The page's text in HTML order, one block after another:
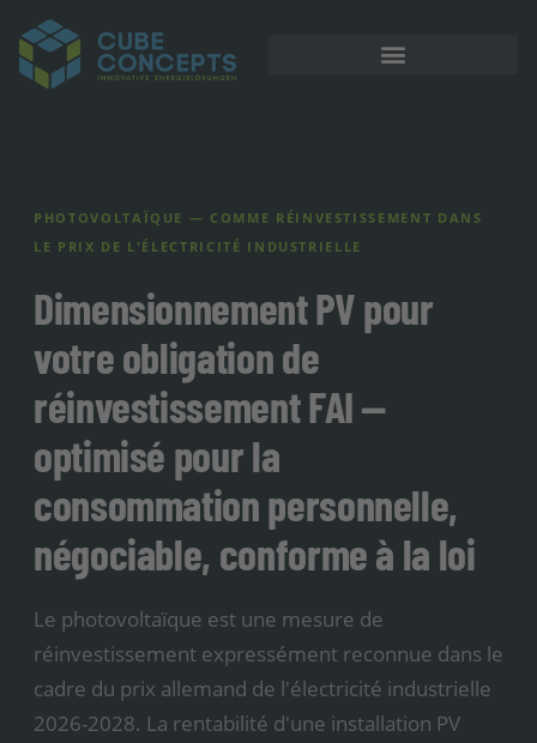
PHOTOVOLTAÏQUE — COMME RÉINVESTISSEMENT DANS
LE PRIX DE L'ÉLECTRICITÉ INDUSTRIELLE
Dimensionnement PV pour
votre obligation de
réinvestissement FAI —
optimisé pour la
consommation personnelle,
négociable, conforme à la loi
Le photovoltaïque est une mesure de
réinvestissement expressément reconnue dans le
cadre du prix allemand de l'électricité industrielle
2026-2028. La rentabilité d'une installation PV